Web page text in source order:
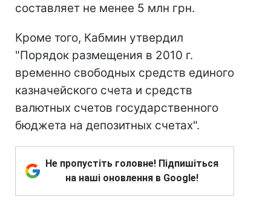
составляет не менее 5 млн грн.
Кроме того, Кабмин утвердил
"Порядок размещения в 2010 г.
временно свободных средств единого
казначейского счета и средств
валютных счетов государственного
бюджета на депозитных счетах".
Не пропустіть головне! Підпишіться
на наші оновлення в Google!